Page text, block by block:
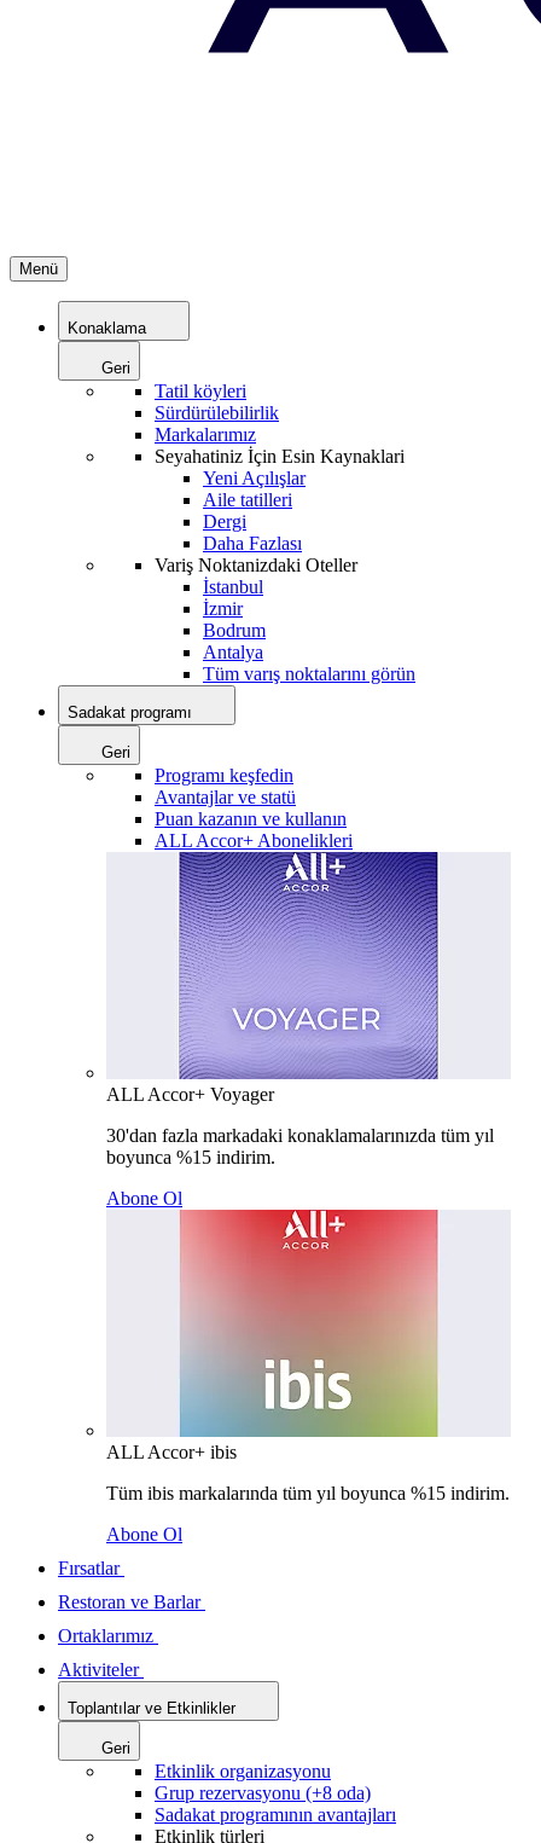
Menü
Konaklama
Geri
Tatil köyleri
Sürdürülebilirlik
Markalarımız
Seyahatiniz İçin Esin Kaynaklari
Yeni Açılışlar
Aile tatilleri
Dergi
Daha Fazlası
Variş Noktanizdaki Oteller
İstanbul
İzmir
Bodrum
Antalya
Tüm varış noktalarını görün
Sadakat programı
Geri
Programı keşfedin
Avantajlar ve statü
Puan kazanın ve kullanın
ALL Accor+ Abonelikleri
ALL Accor+ Voyager
30'dan fazla markadaki konaklamalarınızda tüm yıl
boyunca %15 indirim.
Abone Ol
ALL Accor+ ibis
Tüm ibis markalarında tüm yıl boyunca %15 indirim.
Abone Ol
Fırsatlar
Restoran ve Barlar
Ortaklarımız
Aktiviteler
Toplantılar ve Etkinlikler
Geri
Etkinlik organizasyonu
Grup rezervasyonu (+8 oda)
Sadakat programının avantajları
Etkinlik türleri